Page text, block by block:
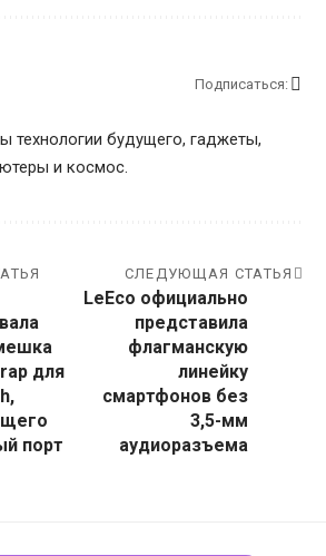
Подписаться:
технологии будущего, гаджеты,
и космос.
для
порт
СЛЕДУЮЩАЯ СТАТЬЯ
LeEco официально
представила
флагманскую
линейку
смартфонов без
3,5-мм
аудиоразъема